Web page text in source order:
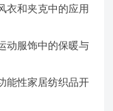
衣和夹克中的应用
动服饰中的保暖与
能性家居纺织品开